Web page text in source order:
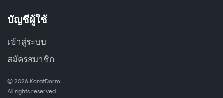
บัญชีผู้ใช้
เข้าสู่ระบบ
สมัครสมาชิก
© 2026 KoratDorm.
All rights reserved.